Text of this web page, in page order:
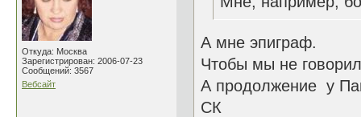
Откуда: Москва
Зарегистрирован: 2006-07-23
Сообщений: 3567
Вебсайт
А мне эпиграф.
Чтобы мы не
А продолжение у
СК